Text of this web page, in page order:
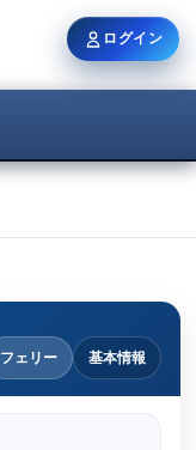
フェリー 基本情報
ログイン